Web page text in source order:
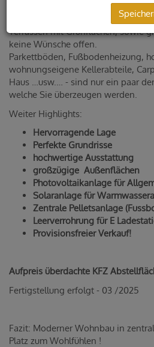
ca. 92 m² und 14
Terrassen mit Grünflächen, sowie
keine Wünsche offen.
Parkettböden, Fußbodenheizung,
wohnungseigene Kellerabteile,
Haus …usw.… - sind nur ein paar
welche Sie überzeugen werden.
Weiter Highlights:
Hervorragende Lage
Perfekte Grundrisse
hochwertige Ausstattung
großzügige Außenflächen
Photovoltaikanlage für
Solaranlage für
Zentrale Pelletsanlage
Leerverrohrung für E
Provisionsfreier Verkauf!
Aufpreis überdachte KFZ
Fertigstellung erfolgt - 03 /2025
Fazit: Moderner Wohnbau in
Platz zum Wohlfühlen !